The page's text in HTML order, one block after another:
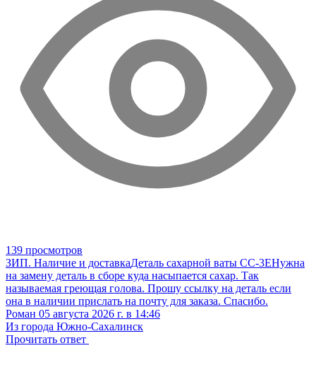
139 просмотров
ЗИП. Наличие и доставкаДеталь сахарной ваты CC-3EНужна
на замену деталь в сборе куда насыпается сахар. Так
называемая греющая голова. Прошу ссылку на деталь если
она в наличии прислать на почту для заказа. Спасибо.
Роман 05 августа 2026 г. в 14:46
Из города Южно-Сахалинск
Прочитать ответ